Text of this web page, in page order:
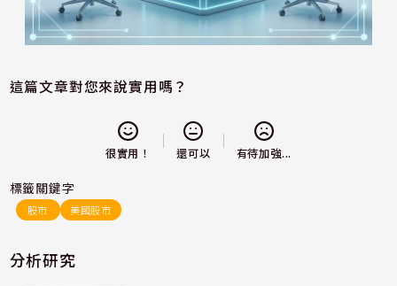
這篇文章對您來說實用嗎？
很實用！ 還可以 有待加強...
標籤關鍵字
股市 美國股市
分析研究